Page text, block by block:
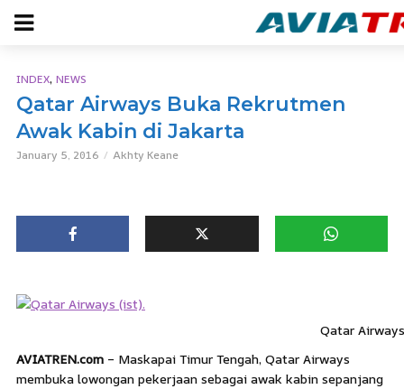
INDEX, NEWS
Qatar Airways Buka Rekrutmen
Awak Kabin di Jakarta
January 5, 2016 Akhty Keane
Qatar
AVIATREN.com – Maskapai Timur Tengah, Qatar Airways
membuka lowongan pekerjaan sebagai awak kabin sepanjang